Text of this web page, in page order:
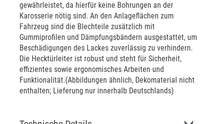
gewährleistet, da hierfür keine Bohrungen an der
Karosserie nötig sind. An den Anlageflächen zum
Fahrzeug sind die Blechteile zusätzlich mit
Gummiprofilen und Dämpfungsbändern ausgestattet, um
Beschädigungen des Lackes zuverlässig zu verhindern.
Die Hecktürleiter ist robust und steht für Sicherheit,
effizientes sowie ergonomisches Arbeiten und
Funktionalität.(Abbildungen ähnlich, Dekomaterial nicht
enthalten; Lieferung nur innerhalb Deutschlands)